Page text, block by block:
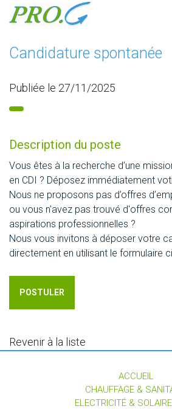
Candidature spontanée
Publiée le 27/11/2025
Description du poste
Vous êtes à la recherche d’une
en CDI ? Déposez immédiatement
Nous ne proposons pas d’offres
ou vous n'avez pas trouvé d'offres
aspirations professionnelles ?
Nous vous invitons à déposer votre
directement en utilisant le formulaire
POSTULER
Revenir à la liste
ACCUEIL
CHAUFFAGE &
ELECTRICITÉ &